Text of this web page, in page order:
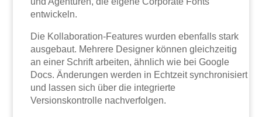
entwickeln.
Die Kollaboration-Features wurden ebenfalls stark
ausgebaut. Mehrere Designer können gleichzeitig
an einer Schrift arbeiten, ähnlich wie bei Google
Docs. Änderungen werden in Echtzeit synchronisiert
und lassen sich über die integrierte
Versionskontrolle nachverfolgen.